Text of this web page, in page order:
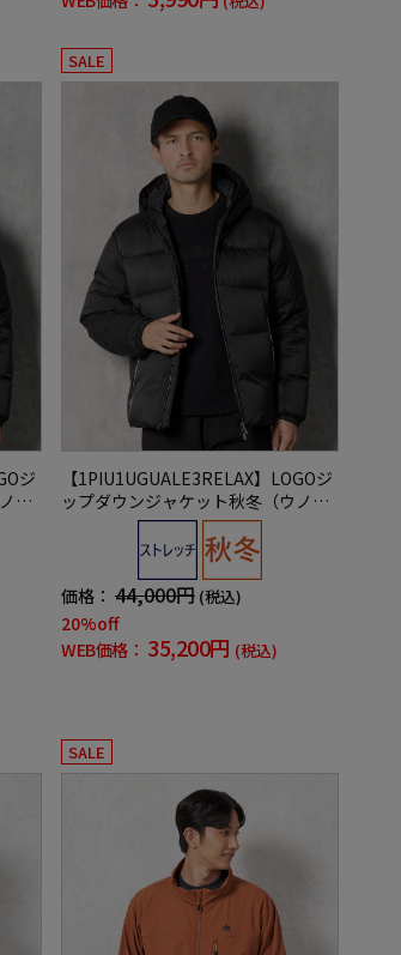
ジ
ピ
SALE
【1PIU1UGUALE3RELAX】LOGOジ
ップダウンジャケット秋冬（ウノピ
ゥウノウグァーレトレ）
価格： 44,000円 (税込)
20%off
WEB価格： 35,200円 (税込)
SALE